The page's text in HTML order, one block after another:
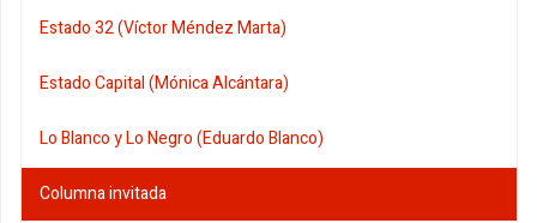
Estado 32 (Víctor Méndez Marta)
Estado Capital (Mónica Alcántara)
Lo Blanco y Lo Negro (Eduardo Blanco)
Columna invitada